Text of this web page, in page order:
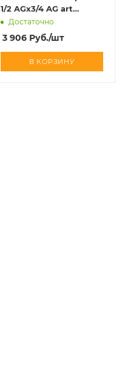
1/2 AGx3/4 AG art
1015883
Достаточно
3 906Руб./шт
В КОРЗИНУ